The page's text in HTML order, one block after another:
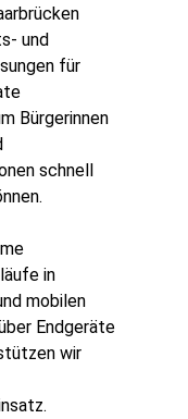
und
für
Bürgerinnen
schnell
in
mobilen
Endgeräte
wir